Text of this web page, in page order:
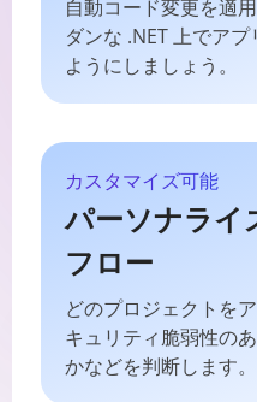
自動コード変更を適
ダンな .NET 上でア
ようにしましょう。
カスタマイズ可能
パーソナライ
フロー
どのプロジェクトを
キュリティ脆弱性の
かなどを判断します。